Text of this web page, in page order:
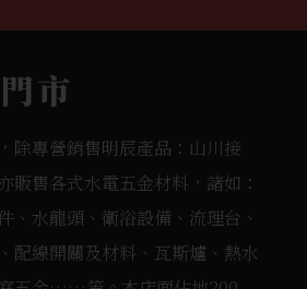
市
除專營銷售明辰產品：山川接
販售各式水電五金材料，諸如：
、水龍頭、衛浴設備、流理台、
配線開關及材料、瓦斯爐、熱水